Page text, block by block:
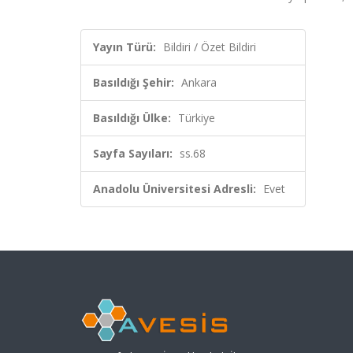
Yayın Türü: Bildiri / Özet Bildiri
Basıldığı Şehir: Ankara
Basıldığı Ülke: Türkiye
Sayfa Sayıları: ss.68
Anadolu Üniversitesi Adresli: Evet